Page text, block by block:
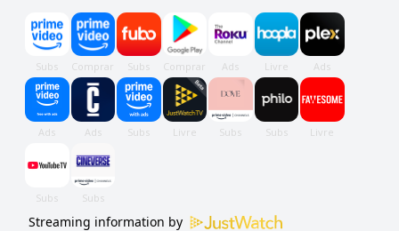
Streaming information by